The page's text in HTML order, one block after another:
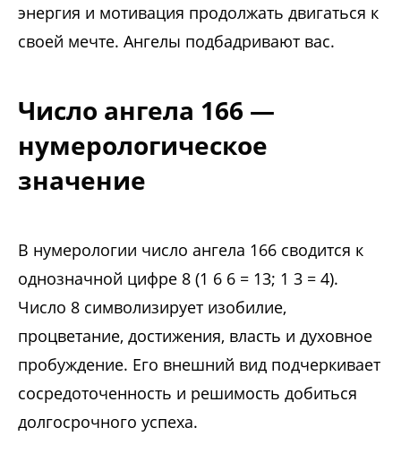
энергия и мотивация продолжать двигаться к
своей мечте. Ангелы подбадривают вас.
Число ангела 166 —
нумерологическое
значение
В нумерологии число ангела 166 сводится к
однозначной цифре 8 (1 6 6 = 13; 1 3 = 4).
Число 8 символизирует изобилие,
процветание, достижения, власть и духовное
пробуждение. Его внешний вид подчеркивает
сосредоточенность и решимость добиться
долгосрочного успеха.